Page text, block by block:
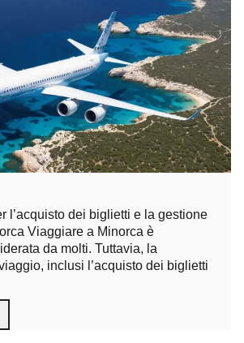
l’acquisto dei biglietti e la gestione
Viaggiare a Minorca è
da molti. Tuttavia, la
inclusi l’acquisto dei biglietti